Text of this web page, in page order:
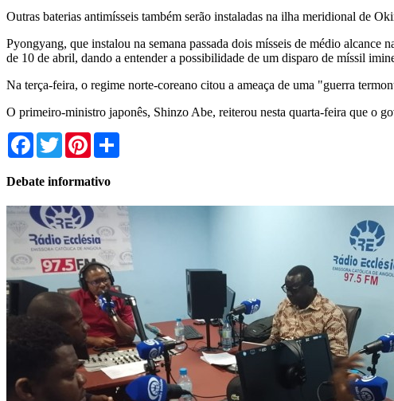
Outras baterias antimísseis também serão instaladas na ilha meridional de
Pyongyang, que instalou na semana passada dois mísseis de médio alcance
de 10 de abril, dando a entender a possibilidade de um disparo de míssil
Na terça-feira, o regime norte-coreano citou a ameaça de uma "guerra
O primeiro-ministro japonês, Shinzo Abe, reiterou nesta quarta-feira que o
Facebook
TwitterPinterest
Debate informativo